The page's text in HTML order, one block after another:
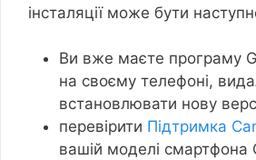
інсталяції може бути
Ви вже маєте програму
на своєму телефоні,
встановлювати нову
перевірити Підтримка
вашій моделі смартфона